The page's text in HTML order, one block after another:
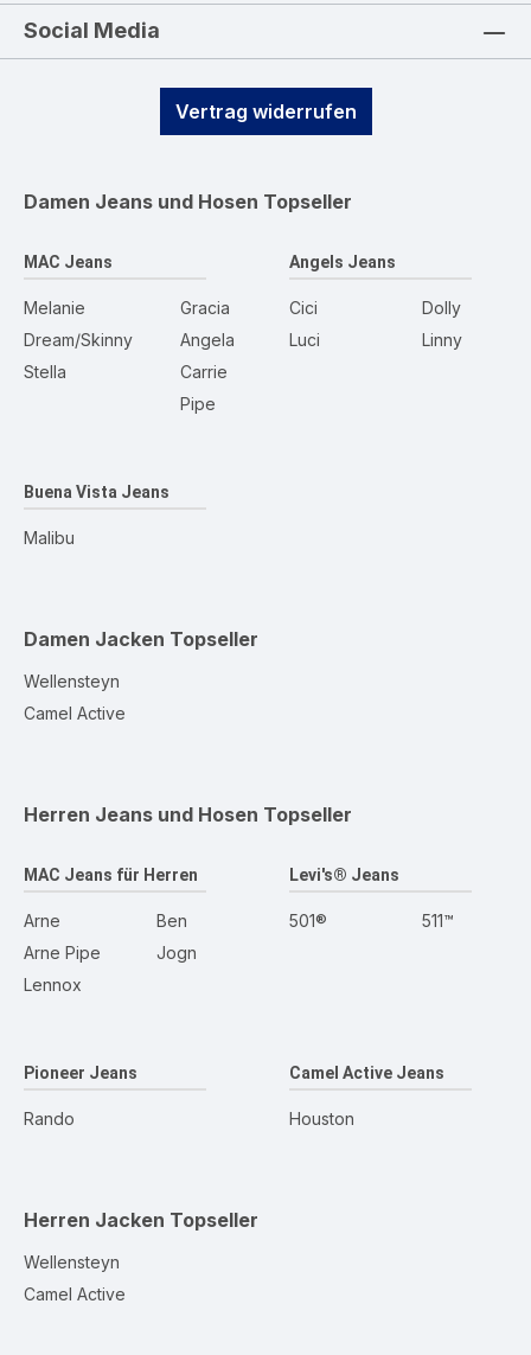
Social Media
Vertrag widerrufen
Damen Jeans und Hosen Topseller
MAC Jeans
Melanie
Dream/Skinny
Stella
Gracia
Angela
Carrie
Pipe
Angels Jeans
Cici
Luci
Dolly
Linny
Buena Vista Jeans
Malibu
Damen Jacken Topseller
Wellensteyn
Camel Active
Herren Jeans und Hosen Topseller
MAC Jeans für Herren
Arne
Arne Pipe
Lennox
Ben
Jogn
Levi's® Jeans
501® 511™
Pioneer Jeans
Rando
Camel Active Jeans
Houston
Herren Jacken Topseller
Wellensteyn
Camel Active